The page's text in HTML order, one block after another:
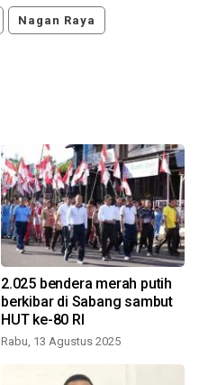
Nagan Raya
2.025 bendera merah putih
berkibar di Sabang sambut
HUT ke-80 RI
Rabu, 13 Agustus 2025